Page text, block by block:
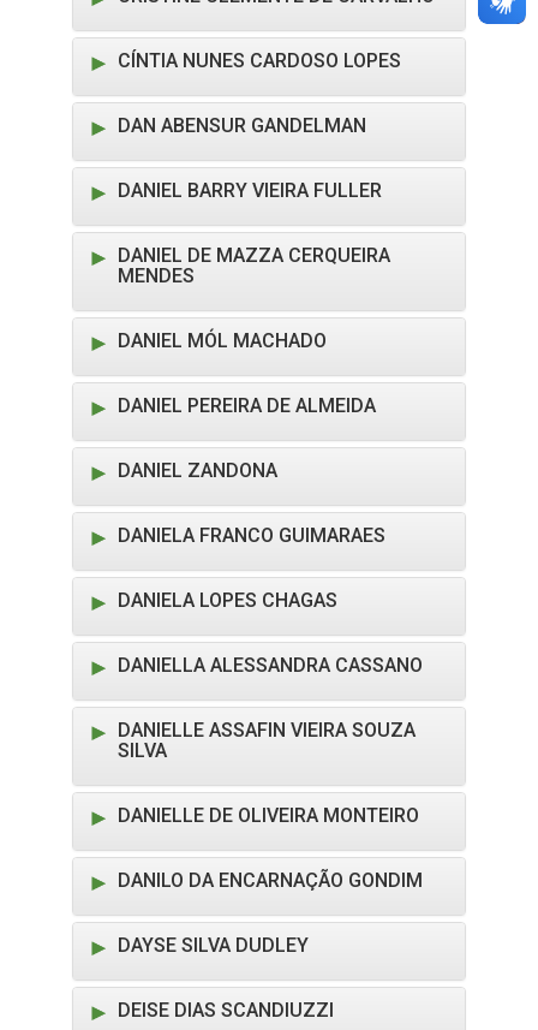
CÍNTIA NUNES CARDOSO LOPES
DAN ABENSUR GANDELMAN
DANIEL BARRY VIEIRA FULLER
DANIEL DE MAZZA CERQUEIRA
MENDES
DANIEL MÓL MACHADO
DANIEL PEREIRA DE ALMEIDA
DANIEL ZANDONA
DANIELA FRANCO GUIMARAES
DANIELA LOPES CHAGAS
DANIELLA ALESSANDRA CASSANO
DANIELLE ASSAFIN VIEIRA SOUZA
SILVA
DANIELLE DE OLIVEIRA MONTEIRO
DANILO DA ENCARNAÇÃO GONDIM
DAYSE SILVA DUDLEY
DEISE DIAS SCANDIUZZI